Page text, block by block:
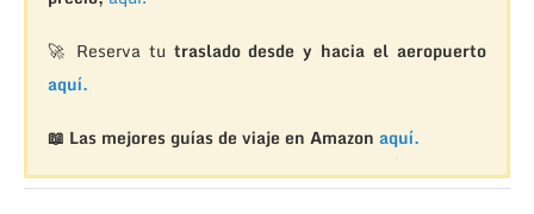
🚀 Reserva tu traslado desde y hacia el aeropuerto
aquí.
📖 Las mejores guías de viaje en Amazon aquí.